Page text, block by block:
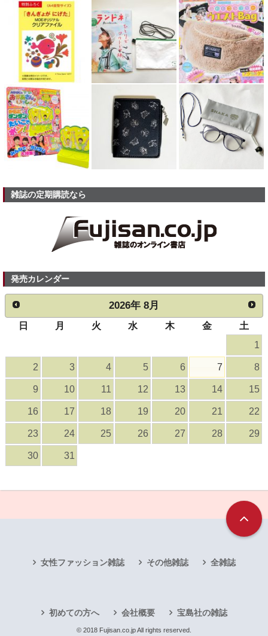
雑誌の定期購読なら
発売カレンダー
2026年 8月
日 月 火 水 木 金
土
1
2 3 4 5 6 7 8
9 10 11 12 13 14 15
16 17 18 19 20 21 22
23 24 25 26 27 28 29
30 31
女性ファッション雑誌 その他雑誌 全雑誌
初めての方へ 会社概要 宝島社の雑誌
© 2018 Fujisan.co.jp All rights reserved.